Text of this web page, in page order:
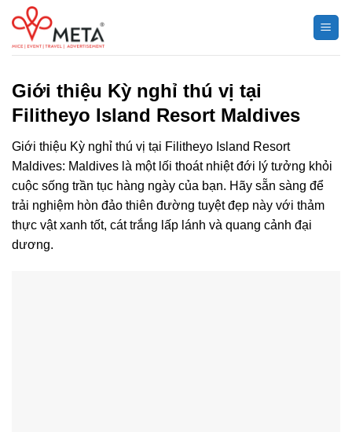
Chuyển
đến
nội
Giới thiệu Kỳ nghỉ thú vị tại
Filitheyo Island Resort Maldives
Giới thiệu Kỳ nghỉ thú vị tại Filitheyo Island Resort
Maldives: Maldives là một lối thoát nhiệt đới lý tưởng khỏi
cuộc sống trần tục hàng ngày của bạn. Hãy sẵn sàng để
trải nghiệm hòn đảo thiên đường tuyệt đẹp này với thảm
thực vật xanh tốt, cát trắng lấp lánh và quang cảnh đại
dương.